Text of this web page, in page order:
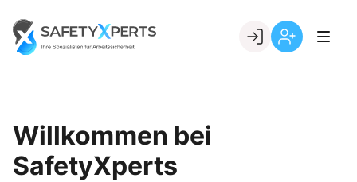
content
Go to landing page.
Willkommen bei
SafetyXperts